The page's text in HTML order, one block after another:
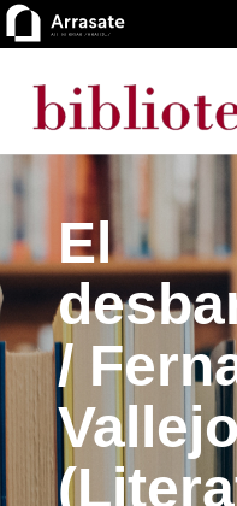
El
/
Vallejo